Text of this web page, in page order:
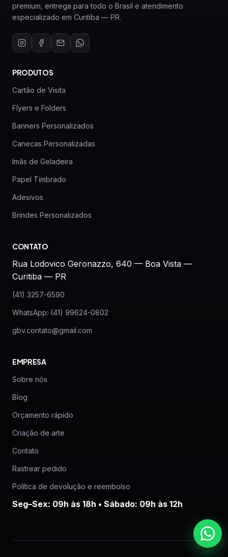
premium, entrega para todo o Brasil e atendimento
especializado em Curitiba — PR.
PRODUTOS
Cartão de Visita
Flyers e Folders
Banners Personalizados
Canecas Personalizadas
Imãs de Geladeira
Papel Timbrado
Adesivos
Brindes Personalizados
CONTATO
Rua Lodovico Geronazzo, 640 — Boa Vista —
Curitiba — PR
(41) 3257-6590
WhatsApp: (41) 99624-0802
gbv.contato@gmail.com
EMPRESA
Sobre nós
Blog
Orçamento rápido
Criação de arte
Contato
Rastrear pedido
Política de devolução e reembolso
Seg–Sex: 09h às 18h • Sábado: 09h às 12h